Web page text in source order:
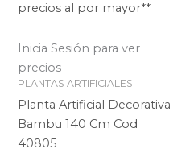
precios al por mayor**
Inicia Sesión para ver
precios
PLANTAS ARTIFICIALES
Planta Artificial Decorativa
Bambu 140 Cm Cod
40805